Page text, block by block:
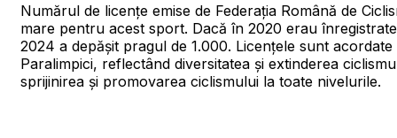
Numărul de licențe emise de Federația Română de
mare pentru acest sport. Dacă în 2020 erau
2024 a depășit pragul de 1.000. Licențele sunt
Paralimpici, reflectând diversitatea și extinderea
sprijinirea și promovarea ciclismului la toate nivelurile.